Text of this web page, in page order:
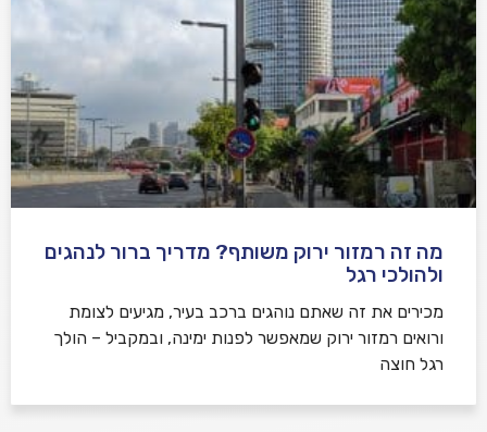
מה זה רמזור ירוק משותף? מדריך ברור לנהגים
ולהולכי רגל
מכירים את זה שאתם נוהגים ברכב בעיר, מגיעים לצומת
ורואים רמזור ירוק שמאפשר לפנות ימינה, ובמקביל – הולך
רגל חוצה